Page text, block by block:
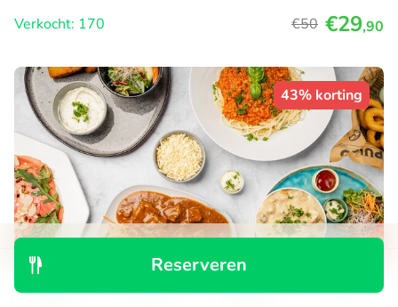
Reserveren
Verkocht: 170
€50 €29,90
43% korting